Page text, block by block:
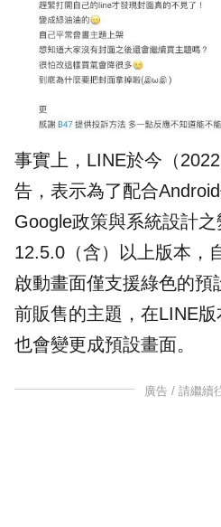
事實上，LINE於今（
告，表示為了配合
Google政策與系統設計
12.5.0（含）以上版本，
啟動畫面僅支援綠色的預
前販售的主題，在LINE
也會變更成預設畫面。
廣告 / 請繼續